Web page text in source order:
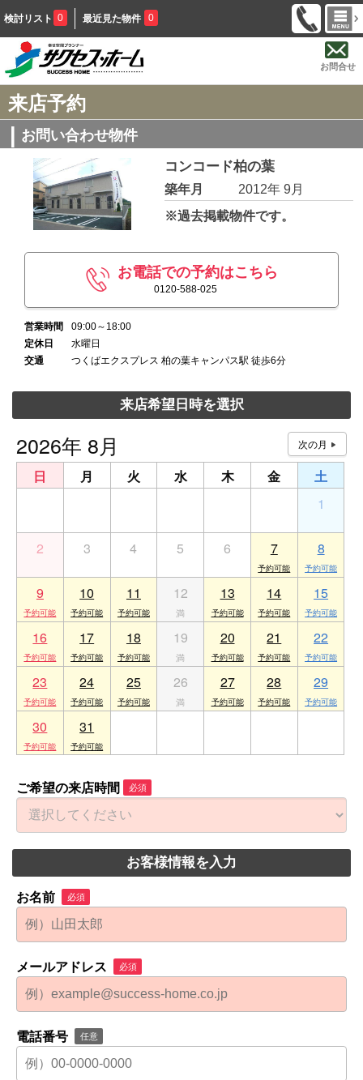
検討リスト 0 最近見た物件 0
お問合せ
来店予約
お問い合わせ物件
コンコード柏の葉
築年月
2012年 9月
※過去掲載物件です。
お電話での予約はこちら
0120-588-025
営業時間
09:00～18:00
定休日
水曜日
交通
つくばエクスプレス 柏の葉キャンパス駅 徒歩6分
来店希望日時を選択
2026年 8月
日 月 火 水 木 金
土
1
2 3 4 5 6 7 8
9 10 11 12 13 14 15
16 17 18 19 20 21 22
23 24 25 26 27 28 29
30 31
ご希望の来店時間 必須
お客様情報を入力
お名前 必須
メールアドレス 必須
電話番号 任意